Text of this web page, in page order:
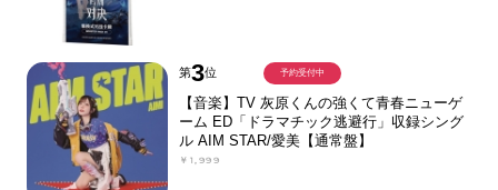
第3位
【音楽】TV 灰原くんの強くて青春ニューゲ
ーム ED「ドラマチック逃避行」収録シング
ル AIM STAR/愛美【通常盤】
￥1,999
予約受付中